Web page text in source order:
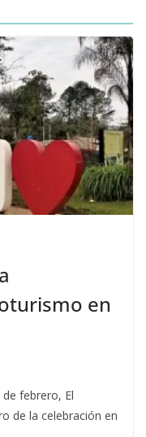
en
febrero, El
de la celebración en